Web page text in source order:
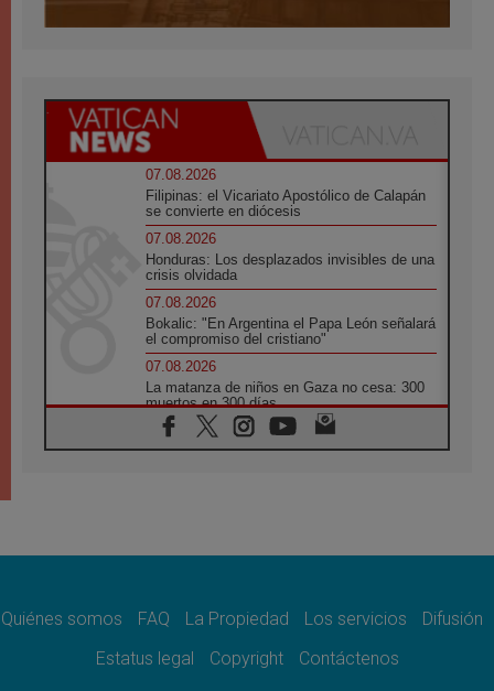
07.08.2026
Filipinas: el Vicariato Apostólico de Calapán
se convierte en diócesis
07.08.2026
Honduras: Los desplazados invisibles de una
crisis olvidada
07.08.2026
Bokalic: "En Argentina el Papa León señalará
el compromiso del cristiano"
07.08.2026
La matanza de niños en Gaza no cesa: 300
muertos en 300 días
07.08.2026
Tagle: La guerra desfigura el mundo, solo la
como misión al servicio del Evangelio
SIGNIS 2026, dar voz a las religiosas en el
Quiénes somos FAQ La Propiedad Los servicios
Difusión
Estatus legal
Copyright Contáctenos